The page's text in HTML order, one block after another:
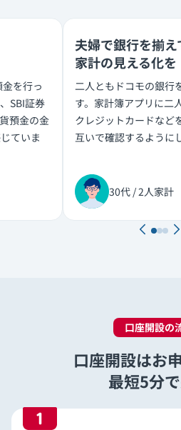
を行っ
SBI証券
預金の金
ていま
夫婦で銀行を揃え
家計の見える化を
二人ともドコモの銀行
す。家計簿アプリに二
クレジットカードなど
互いで確認するように
30代 / 2人家計
前へ
口座開設の
口座開設はお
最短5分